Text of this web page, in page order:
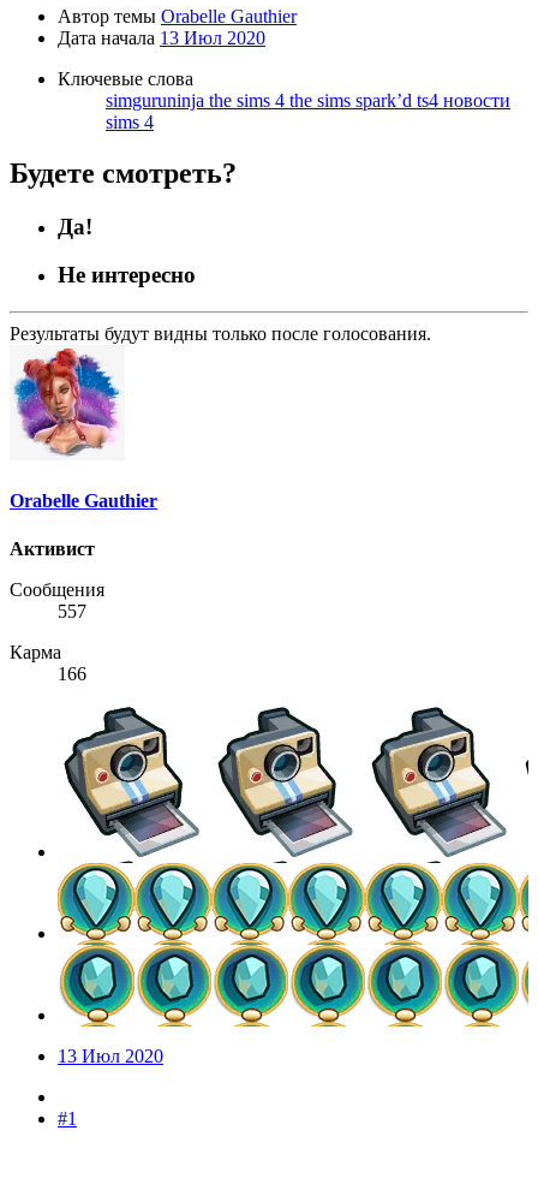
Автор темы Orabelle Gauthier
Дата начала 13 Июл 2020
Ключевые слова
simguruninja the sims 4 the sims spark’d ts4 новости
sims 4
Будете смотреть?
Да!
Не интересно
Результаты будут видны только после голосования.
Orabelle Gauthier
Активист
Сообщения
557
Карма
166
13 Июл 2020
#1